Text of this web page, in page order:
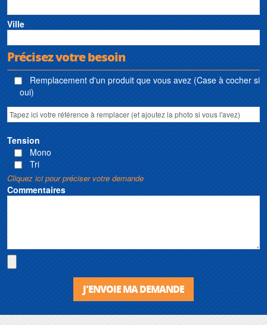
Ville
Précisez votre besoin
Remplacement d'un produit que vous avez (Case à cocher si
oui)
Tension
Mono
Tri
Cliquez ici pour préciser votre demande
Commentaires
J'ENVOIE MA DEMANDE